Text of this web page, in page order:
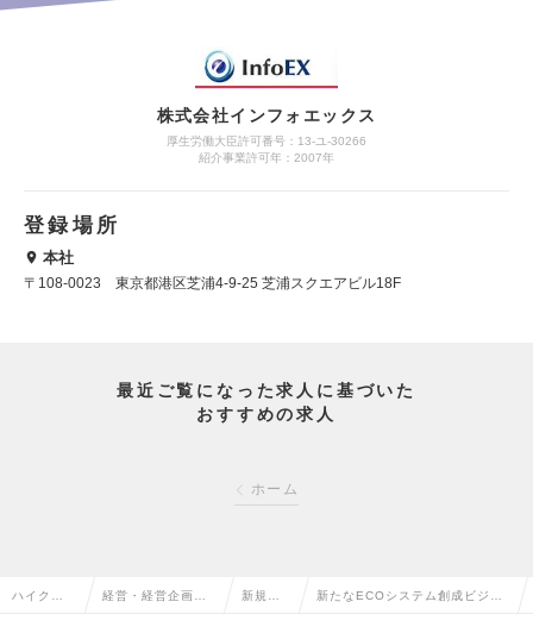
株式会社インフォエックス
厚生労働大臣許可番号：13-ユ-30266
紹介事業許可年：2007年
登録場所
本社
〒108-0023 東京都港区芝浦4-9-25 芝浦スクエアビル18F
最近ご覧になった求人に基づいた
おすすめの求人
ホーム
ハイクラス 経営・経営企画・ 新規事 新たなECOシステム創成ビジネ